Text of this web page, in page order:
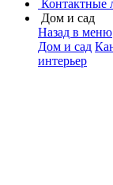
Контактные
Дом и сад
Назад в меню
Дом и сад
интерьер